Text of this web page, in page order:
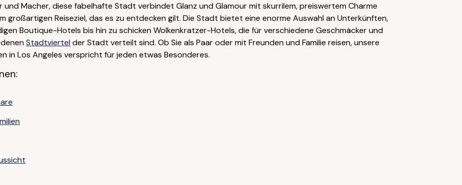
und Macher, diese fabelhafte Stadt verbindet Glanz und Glamour mit skurrilem, preiswertem Charme
großartigen Reiseziel, das es zu entdecken gilt. Die Stadt bietet eine enorme Auswahl an Unterkünften,
Boutique-Hotels bis hin zu schicken Wolkenkratzer-Hotels, die für verschiedene Geschmäcker und
Stadtviertel der Stadt verteilt sind. Ob Sie als Paar oder mit Freunden und Familie reisen, unsere
in Los Angeles verspricht für jeden etwas Besonderes.